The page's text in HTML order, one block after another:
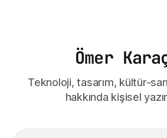
Ömer
Teknoloji, tasarım, kültür-
hakkında kişisel